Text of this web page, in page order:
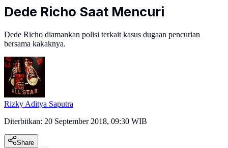
Dede Richo Saat Mencuri
Dede Richo diamankan polisi terkait kasus dugaan pencurian
bersama kakaknya.
Rizky Aditya Saputra
Diterbitkan: 20 September 2018, 09:30 WIB
Share